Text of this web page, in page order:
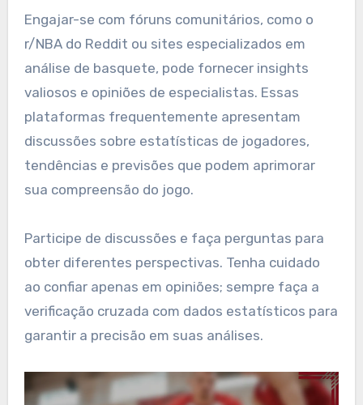
Engajar-se com fóruns comunitários, como o
r/NBA do Reddit ou sites especializados em
análise de basquete, pode fornecer insights
valiosos e opiniões de especialistas. Essas
plataformas frequentemente apresentam
discussões sobre estatísticas de jogadores,
tendências e previsões que podem aprimorar
sua compreensão do jogo.
Participe de discussões e faça perguntas para
obter diferentes perspectivas. Tenha cuidado
ao confiar apenas em opiniões; sempre faça a
verificação cruzada com dados estatísticos para
garantir a precisão em suas análises.